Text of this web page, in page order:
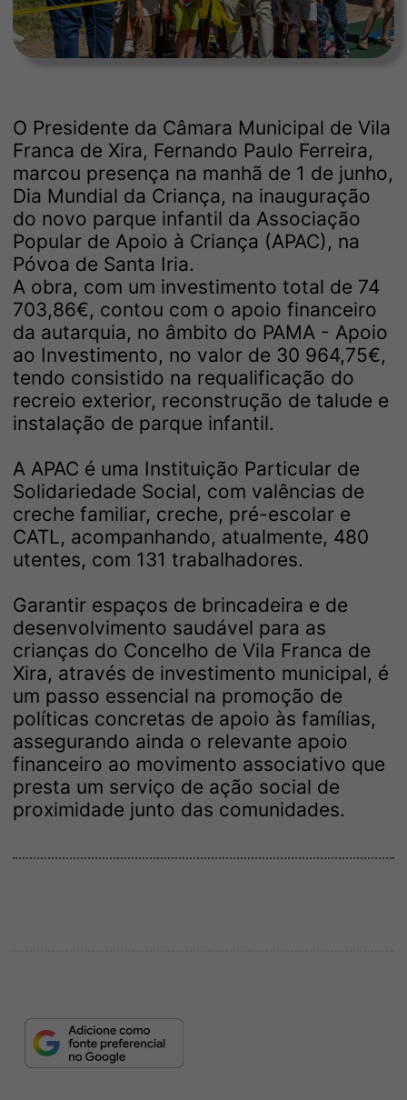
O Presidente da Câmara Municipal de Vila
Franca de Xira, Fernando Paulo Ferreira,
marcou presença na manhã de 1 de junho,
Dia Mundial da Criança, na inauguração
do novo parque infantil da Associação
Popular de Apoio à Criança (APAC), na
Póvoa de Santa Iria.
A obra, com um investimento total de 74
703,86€, contou com o apoio financeiro
da autarquia, no âmbito do PAMA - Apoio
ao Investimento, no valor de 30 964,75€,
tendo consistido na requalificação do
recreio exterior, reconstrução de talude e
instalação de parque infantil.
A APAC é uma Instituição Particular de
Solidariedade Social, com valências de
creche familiar, creche, pré-escolar e
CATL, acompanhando, atualmente, 480
utentes, com 131 trabalhadores.
Garantir espaços de brincadeira e de
desenvolvimento saudável para as
crianças do Concelho de Vila Franca de
Xira, através de investimento municipal, é
um passo essencial na promoção de
políticas concretas de apoio às famílias,
assegurando ainda o relevante apoio
financeiro ao movimento associativo que
presta um serviço de ação social de
proximidade junto das comunidades.